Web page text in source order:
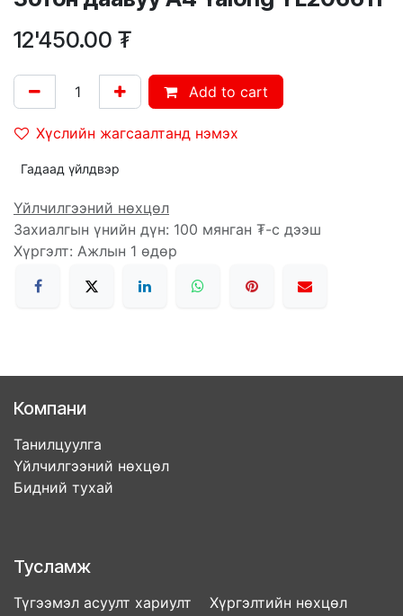
12'450.00 ₮
Add to cart
Хүслийн жагсаалтанд нэмэх
Гадаад үйлдвэр
Үйлчилгээний нөхцөл
Захиалгын үнийн дүн: 100 мянган ₮-с дээш
Хүргэлт: Ажлын 1 өдөр
Компани
Танилцуулга
Үйлчилгээний нөхцөл
Бидний тухай
Тусламж
Түгээмэл асуулт хариулт Хүргэлтийн нөхцөл